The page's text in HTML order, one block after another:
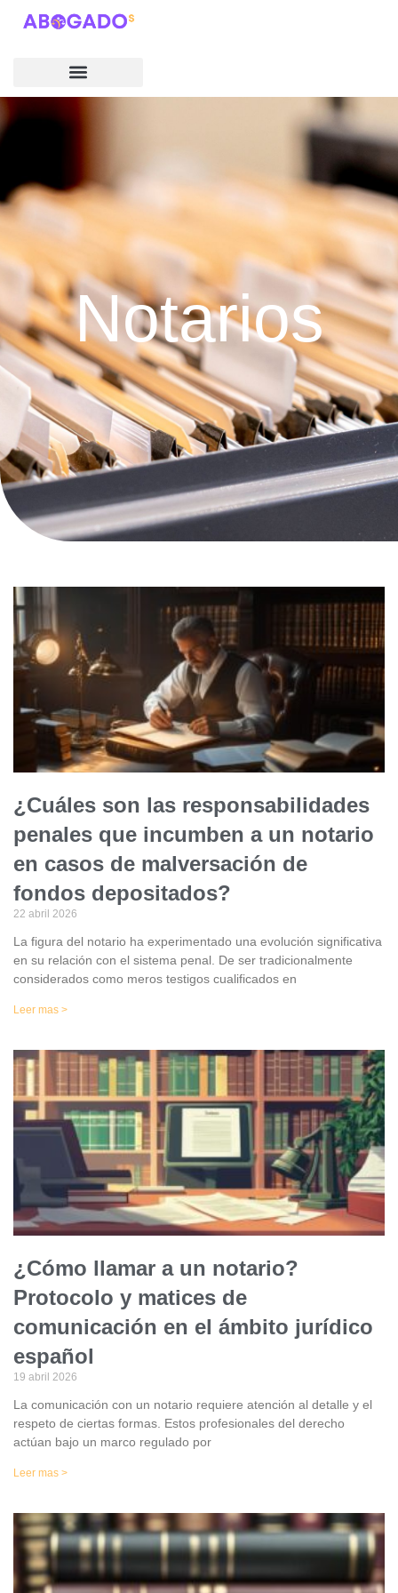
Notarios
¿Cuáles son las responsabilidades
penales que incumben a un notario
en casos de malversación de
fondos depositados?
22 abril 2026
La figura del notario ha experimentado una evolución significativa
en su relación con el sistema penal. De ser tradicionalmente
considerados como meros testigos cualificados en
Leer mas >
¿Cómo llamar a un notario?
Protocolo y matices de
comunicación en el ámbito jurídico
español
19 abril 2026
La comunicación con un notario requiere atención al detalle y el
respeto de ciertas formas. Estos profesionales del derecho
actúan bajo un marco regulado por
Leer mas >